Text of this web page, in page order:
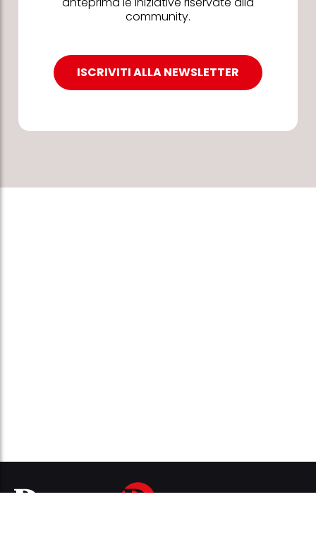
community.
ISCRIVITI ALLA NEWSLETTER